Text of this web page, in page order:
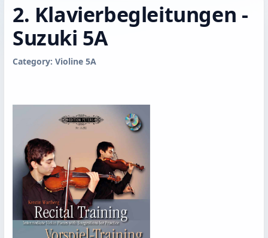
2. Klavierbegleitungen -
Suzuki 5A
Category: Violine 5A